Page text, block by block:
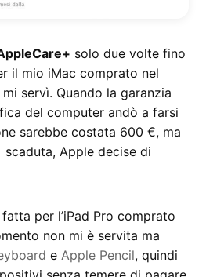
solo due volte fino
il mio iMac comprato nel
servì. Quando la garanzia
del computer andò a farsi
sarebbe costata 600 €, ma
scaduta, Apple decise di
per l’iPad Pro comprato
non mi è servita ma
eApple Pencil, quindi